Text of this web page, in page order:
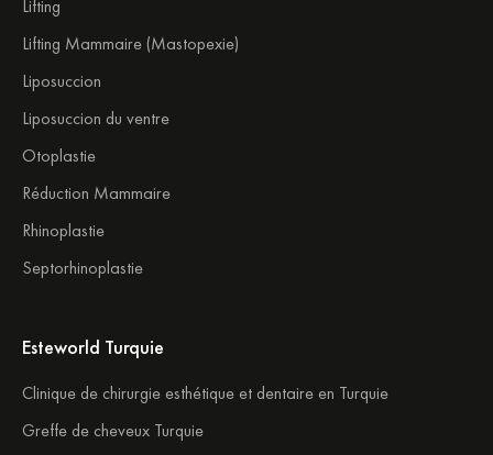
Lifting
Lifting Mammaire (Mastopexie)
Liposuccion
Liposuccion du ventre
Otoplastie
Réduction Mammaire
Rhinoplastie
Septorhinoplastie
Esteworld Turquie
Clinique de chirurgie esthétique et dentaire en Turquie
Greffe de cheveux Turquie